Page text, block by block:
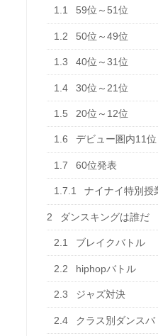
1.1 59位～51位
1.2 50位～49位
1.3 40位～31位
1.4 30位～21位
1.5 20位～12位
1.6 デビュー圏内11
1.7 60位発表
1.7.1 ナイナイ特別授
2 ダンスキングは誰だ
2.1 ブレイクバトル
2.2 hiphopバトル
2.3 ジャズ対決
2.4 クラス別ダンスバ